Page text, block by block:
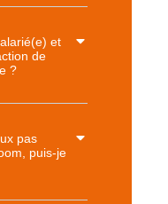
et
de
?
pas
puis-je